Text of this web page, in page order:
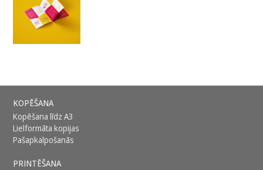
KOPĒŠANA
Kopēšana līdz A3
Lielformāta kopijas
Pašapkalpošanās
PRINTĒŠANA